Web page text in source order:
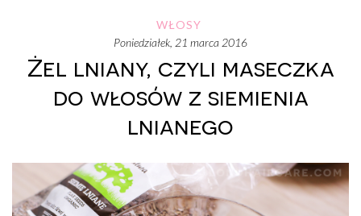
WŁOSY
poniedziałek, 21 marca 2016
Żel lniany, czyli maseczka
do włosów z siemienia
lnianego